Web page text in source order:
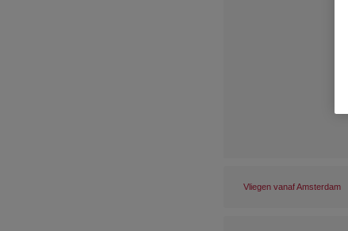
Vliegen vanaf Amsterdam